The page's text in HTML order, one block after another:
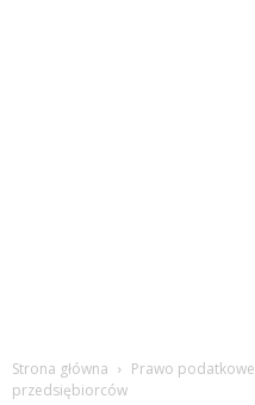
Strona główna Prawo podatkowe
przedsiębiorców